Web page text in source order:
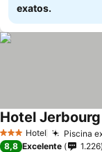
exatos.
3 EstrelasHotel Piscina
Hotel Jerbourg
8,8 Excelente 1.226